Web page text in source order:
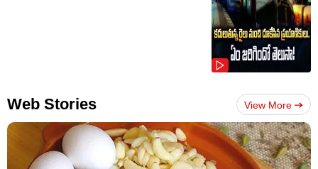
Web Stories View More